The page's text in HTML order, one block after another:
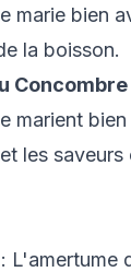
marie bien
la boisson.
Concombre
marient
les saveurs
: L'amertume